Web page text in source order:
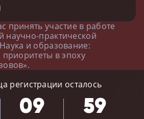
регистрации осталось
09 59
принять участие в работе
научно-практической
и образование:
приоритеты в эпоху